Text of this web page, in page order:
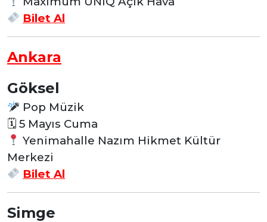
Bilet Al
Ankara
Göksel
Pop Müzik
🗓 5 Mayıs Cuma
Yenimahalle Nazım Hikmet Kültür
Merkezi
Bilet Al
Simge